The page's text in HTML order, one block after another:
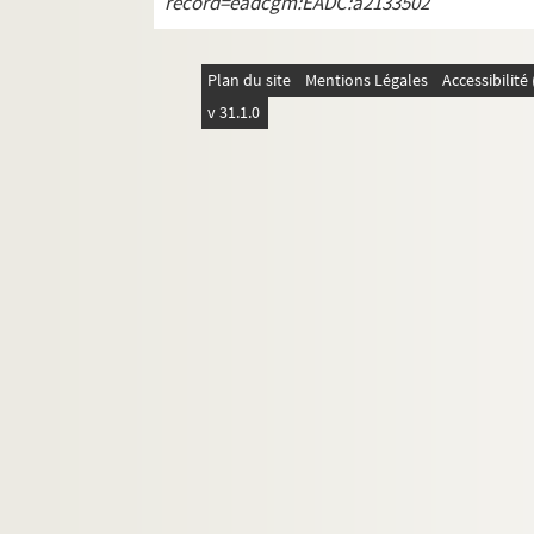
ORG C.19/2. Partitions de Scotto,
ORG C.19/2. Partitions de Sendrey,
ORG C.19/2. Partitions de Senée,
Plan du site Mentions Légales
v 31.1.0